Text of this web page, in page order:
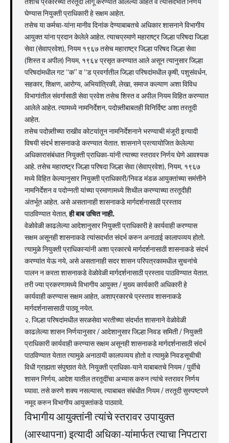
घेण्यास नियुक्ती प्राधिकारी हे सक्षम आहेत.
तसेच या कर्मचा-यांना मानीव दिनांक देण्याबाबतचे अधिकार शासनाने विभागीय
आयुक्त यांना प्रदान केलेले आहेत. त्याचप्रमाणे महाराष्ट्र जिल्हा परिषदा जिल्हा
सेवा (सेवाप्रवेश), नियम १९६७ तसेच महाराष्ट्र जिल्हा परिषद जिल्हा सेवा
(शिस्त व अपील) नियम, १९६४ प्रसृत करण्यात आले असून त्यानुसार जिल्हा
परिषदांमधील गट “क” व “ड प्रवर्गातील जिल्हा परिषदांमधील कृषी, पशुसंवर्धन,
सहकार, शिक्षण, आरोग्य, अभियांत्रिकी, लेखा, समाज कल्याण अशा विविध
विभागांतील संवर्गासाठी सेवा प्रवेश तसेच शिस्त व अपील नियम विहित करण्यात
आलेले आहेत. त्यामध्ये नामनिर्देशन, पदोन्न्तीबाबतही विनिर्दिष्ट अशा तरतूदी
आहेत.
तसेच पदोन्न्तीच्या राखीव कोटयांतून नामनिर्देशनाने भरण्याची मंजूरी इत्यादी
विषयी संदर्भ शासनाकडे करण्यात येतात. शासनाने प्रत्यायोजित केलेल्या
अधिकारासंबंधात नियुक्ती प्राधिका-यांनी त्याच्या स्तरावर निर्णय घेणे आवश्यक
आहे. तसेच महाराष्ट्र जिल्हा परिषदा जिल्हा सेवा (सेवाप्रवेश), नियम, १९६७
मध्ये विहित केल्यानुसार नियुक्ती प्राधिकारी/निवड मंडळ आयुक्तांच्या समंत्तीने
नामनिर्देशन व पदोन्नती यांच्या प्रमाणामध्ये शिथील करण्याच्या तरतूदीही
अंतर्भूत आहेत. असे असतानाही शासनाकडे मार्गदर्शनासाठी प्रस्ताव
पाठविण्यात येतात,ही बाब उचित नाही.
वेळोवेळी काढलेल्या आदेशानुसार नियुक्ती प्राधिकारी हे कार्यवाही करण्यास
सक्षम असूनही शासनाकडे त्यांसदर्भात संदर्भ करुन अनाठाई कालापव्यय होतो.
त्यामुळे नियुक्ती प्राधिकाऱ्यांनी अशा प्रकारचे मार्गदर्शनासाठी शासनाकडे संदर्भ
करण्यांत येऊ नये, असे असतानाही सदर शासन परिपत्रकामधील सुचनांचे
पालन न करता शासनाकडे वेळोवेळी मार्गदर्शनासाठी प्रस्ताव पाठविण्यात येतात.
तरी ज्या प्रकरणामध्ये विभागीय आयुक्त / मुख्य कार्यकारी अधिकारी हे
कार्यवाही करण्यास सक्षम आहेत, अशाप्रकारचे प्रस्ताव शासनाकडे
मार्गदर्शनासासाठी पाठवू नयेत.
२. जिल्हा परिषदांमधील सरळसेवा भरतीच्या संदर्भात शासनाने वेळोवेळी
काढलेल्या शासन निर्णयानुसार / आदेशानुसार जिल्हा निवड समिती / नियुक्ती
प्राधिकारी कार्यवाही करण्यास सक्षम असूनही शासनाकडे मार्गदर्शनासाठी संदर्भ
पाठविण्यात येतात त्यामुळे अनाठायी कालपव्यय होतो व त्यामुळे निवडसूचीची
विधी ग्राह्यता संपुष्ठात येते. नियुक्ती प्राधिका-याने याबाबतचे नियम / पुर्वीचे
शासन निर्णय, आदेश यातील तरतूदींचा अभ्यास करुन त्यांचे स्तरावर निर्णय
घ्यावा. तसे करणे शक्य नसल्यास, त्याबाबत संबंधीत नियम / तरतूदी सुस्पष्टपणे
नमूद करुन विभागीय आयुक्तांकडे पाठवावे.
विभागीय आयुक्तांनी त्यांचे स्तरावर उपायुक्त
(आस्थापना) इत्यादी अधिका-यांमार्फत त्याचा निपटारा